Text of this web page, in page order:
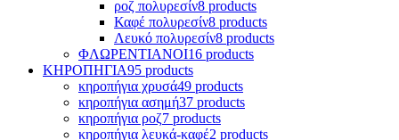
ροζ πολυρεσίν8 products
Καφέ πολυρεσίν8 products
Λευκό πολυρεσίν8 products
ΦΛΩΡΕΝΤΙΑΝΟΙ16 products
ΚΗΡΟΠΗΓΙΑ95 products
κηροπήγια χρυσά49 products
κηροπήγια ασημή37 products
κηροπήγια ροζ7 products
κηροπήγια λευκά-καφέ2 products